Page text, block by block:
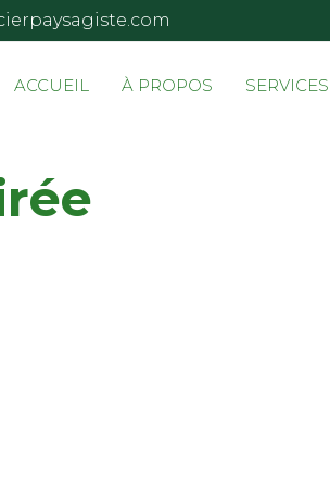
ACCUEIL À PROPOS SERVICES